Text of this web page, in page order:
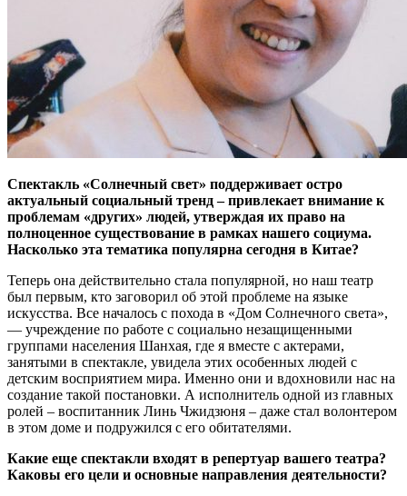
Спектакль «Солнечный свет» поддерживает остро
актуальный социальный тренд – привлекает внимание к
проблемам «других» людей, утверждая их право на
полноценное существование в рамках нашего социума.
Насколько эта тематика популярна сегодня в Китае?
Теперь она действительно стала популярной, но наш театр
был первым, кто заговорил об этой проблеме на языке
искусства. Все началось с похода в «Дом Солнечного света»,
— учреждение по работе с социально незащищенными
группами населения Шанхая, где я вместе с актерами,
занятыми в спектакле, увидела этих особенных людей с
детским восприятием мира. Именно они и вдохновили нас на
создание такой постановки. А исполнитель одной из главных
ролей – воспитанник Линь Чжидзюня – даже стал волонтером
в этом доме и подружился с его обитателями.
Какие еще спектакли входят в репертуар вашего театра?
Каковы его цели и основные направления деятельности?